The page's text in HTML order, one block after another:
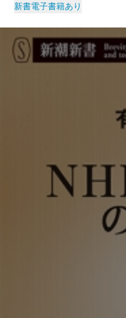
新書電子書籍あり